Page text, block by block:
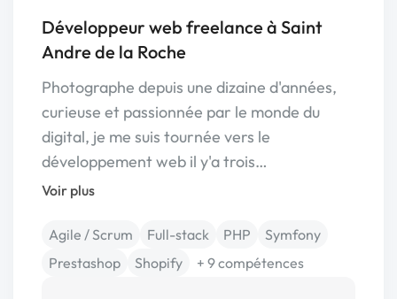
Développeur web freelance à Saint
Andre de la Roche
Photographe depuis une dizaine d'années,
curieuse et passionnée par le monde du
digital, je me suis tournée vers le
développement web il y'a trois…
Voir plus
Agile / Scrum Full-stack PHP
Symfony
Prestashop
Shopify + 9 compétences